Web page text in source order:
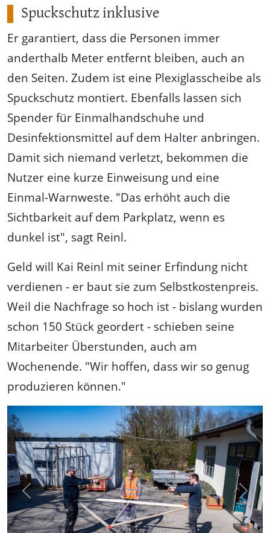
Spuckschutz inklusive
Er garantiert, dass die Personen immer
anderthalb Meter entfernt bleiben, auch an
den Seiten. Zudem ist eine Plexiglasscheibe als
Spuckschutz montiert. Ebenfalls lassen sich
Spender für Einmalhandschuhe und
Desinfektionsmittel auf dem Halter anbringen.
Damit sich niemand verletzt, bekommen die
Nutzer eine kurze Einweisung und eine
Einmal-Warnweste. "Das erhöht auch die
Sichtbarkeit auf dem Parkplatz, wenn es
dunkel ist", sagt Reinl.
Geld will Kai Reinl mit seiner Erfindung nicht
verdienen - er baut sie zum Selbstkostenpreis.
Weil die Nachfrage so hoch ist - bislang wurden
schon 150 Stück geordert - schieben seine
Mitarbeiter Überstunden, auch am
Wochenende. "Wir hoffen, dass wir so genug
produzieren können."
Previous Next